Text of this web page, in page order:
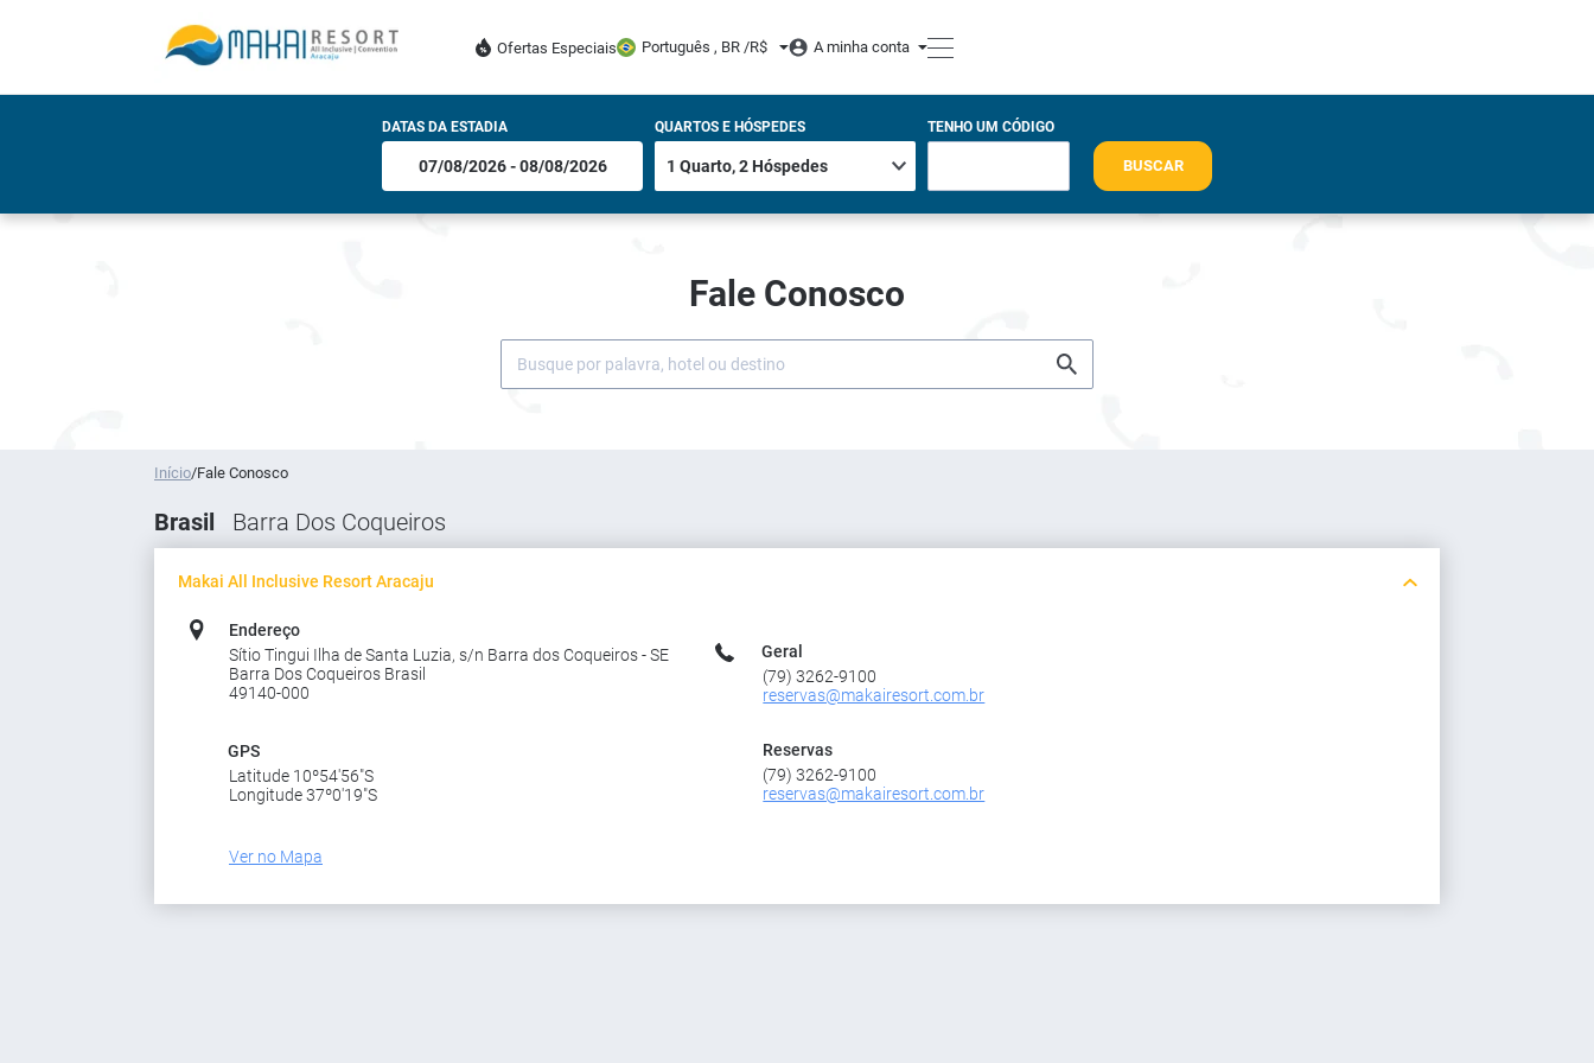
Ofertas Especiais Português , BR /R$ A minha conta
DATAS DA ESTADIA QUARTOS E HÓSPEDES TENHO UM CÓDIGO
BUSCAR
Fale Conosco
Início/Fale Conosco
Brasil Barra Dos Coqueiros
Makai All Inclusive Resort Aracaju
Endereço
Sítio Tingui Ilha de Santa Luzia, s/n Barra dos Coqueiros - SE
Barra Dos Coqueiros Brasil
49140-000
GPS
Latitude 10º54'56"S
Longitude 37º0'19"S
Ver no Mapa
Geral
(79) 3262-9100
reservas@makairesort.com.br
Reservas
(79) 3262-9100
reservas@makairesort.com.br